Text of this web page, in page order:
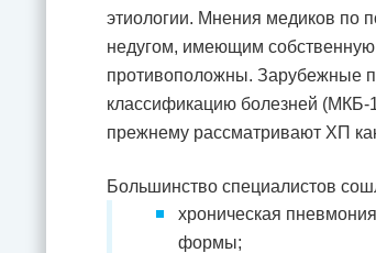
этиологии. Мнения медиков по
недугом, имеющим собственную
противоположны. Зарубежные
классификацию болезней (МКБ-
прежнему рассматривают ХП
Большинство специалистов
хроническая
формы;